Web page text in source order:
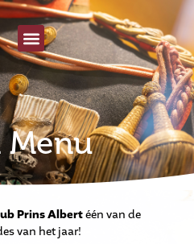
Menu
Prins Albertéén van de
van het jaar!